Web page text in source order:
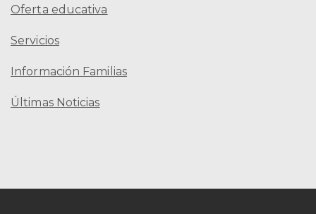
Oferta educativa
Servicios
Información Familias
Últimas Noticias